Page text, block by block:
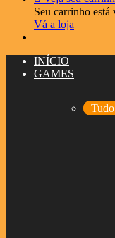
Seu carrinho está
Vá a loja
INÍCIO
GAMES
Tudo